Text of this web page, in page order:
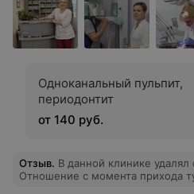
Одноканальный пульпит,
периодонтит
от 140 руб.
Отзыв. В данной клинике удалял
Отношение с момента прихода